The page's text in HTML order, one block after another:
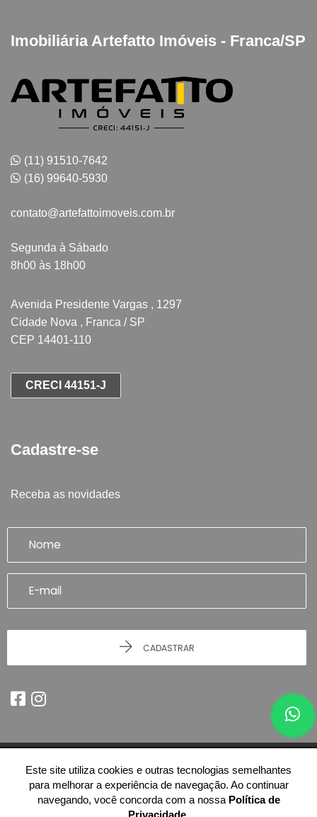
Imobiliária Artefatto Imóveis - Franca/SP
(11) 91510-7642
(16) 99640-5930
contato@artefattoimoveis.com.br
Segunda à Sábado
8h00 às 18h00
Avenida Presidente Vargas , 1297
Cidade Nova , Franca / SP
CEP 14401-110
CRECI 44151-J
Cadastre-se
Receba as novidades
CADASTRAR
© 2026 - Imobiliária Artefatto Imóveis - Franca/SP -51.614.978/0001-84
-Todos os Direitos Reservados.
Este site utiliza cookies e outras tecnologias semelhantes
para melhorar a experiência de navegação. Ao continuar
navegando, você concorda com a nossa Política de
Privacidade